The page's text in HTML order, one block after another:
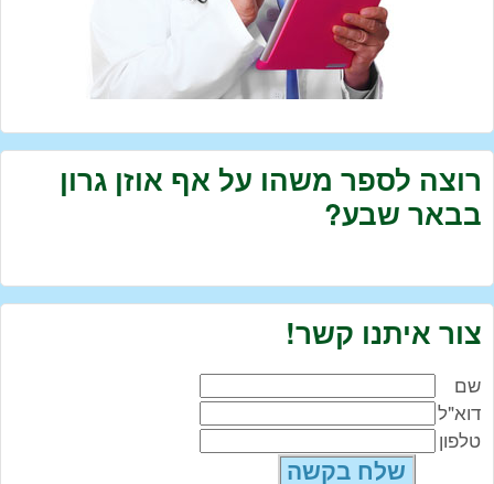
רוצה לספר משהו על אף אוזן גרון
בבאר שבע?
צור איתנו קשר!
שם
דוא"ל
טלפון